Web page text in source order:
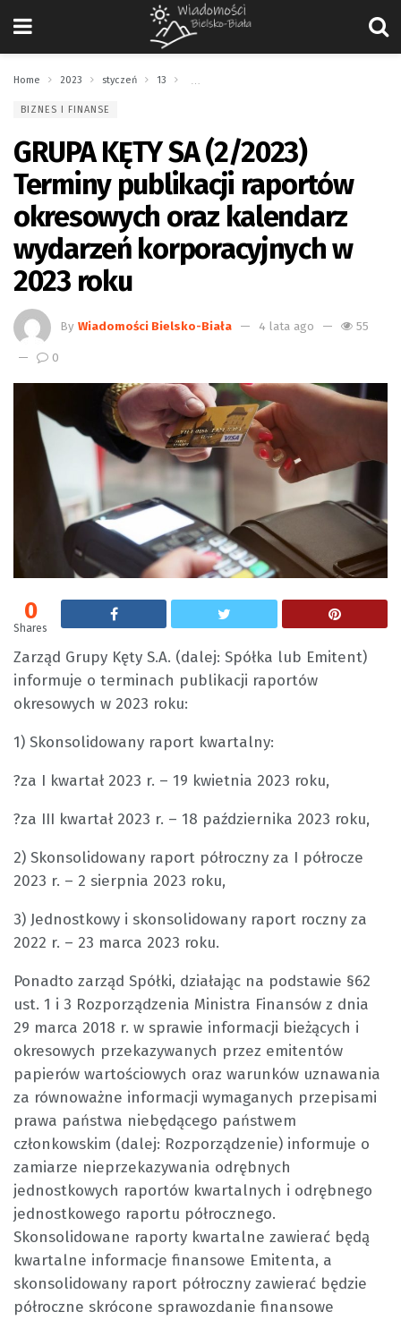
Home 2023 styczeń 13
BIZNES I FINANSE
GRUPA KĘTY SA (2/2023)
Terminy publikacji raportów
okresowych oraz kalendarz
wydarzeń korporacyjnych w
2023 roku
By Wiadomości Bielsko-Biała 4 lata ago 55
0
0
Shares
Zarząd Grupy Kęty S.A. (dalej: Spółka lub Emitent)
informuje o terminach publikacji raportów
okresowych w 2023 roku:
1) Skonsolidowany raport kwartalny:
?za I kwartał 2023 r. – 19 kwietnia 2023 roku,
?za III kwartał 2023 r. – 18 października 2023 roku,
2) Skonsolidowany raport półroczny za I półrocze
2023 r. – 2 sierpnia 2023 roku,
3) Jednostkowy i skonsolidowany raport roczny za
2022 r. – 23 marca 2023 roku.
Ponadto zarząd Spółki, działając na podstawie §62
ust. 1 i 3 Rozporządzenia Ministra Finansów z dnia
29 marca 2018 r. w sprawie informacji bieżących i
okresowych przekazywanych przez emitentów
papierów wartościowych oraz warunków uznawania
za równoważne informacji wymaganych przepisami
prawa państwa niebędącego państwem
członkowskim (dalej: Rozporządzenie) informuje o
zamiarze nieprzekazywania odrębnych
jednostkowych raportów kwartalnych i odrębnego
jednostkowego raportu półrocznego.
Skonsolidowane raporty kwartalne zawierać będą
kwartalne informacje finansowe Emitenta, a
skonsolidowany raport półroczny zawierać będzie
półroczne skrócone sprawozdanie finansowe